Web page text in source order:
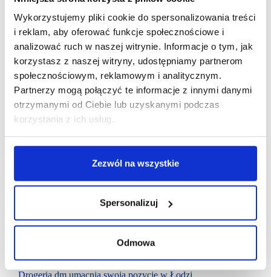
Wykorzystujemy pliki cookie do spersonalizowania treści
i reklam, aby oferować funkcje społecznościowe i
analizować ruch w naszej witrynie. Informacje o tym, jak
korzystasz z naszej witryny, udostępniamy partnerom
społecznościowym, reklamowym i analitycznym.
Partnerzy mogą połączyć te informacje z innymi danymi
otrzymanymi od Ciebie lub uzyskanymi podczas
korzystania z ich usług.
Zezwól na wszystkie
Spersonalizuj
Odmowa
Drogeria dm umacnia swoją pozycję w Łodzi